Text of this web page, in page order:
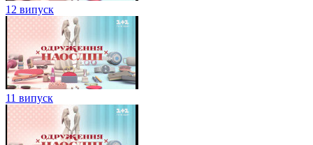
12 випуск
11 випуск